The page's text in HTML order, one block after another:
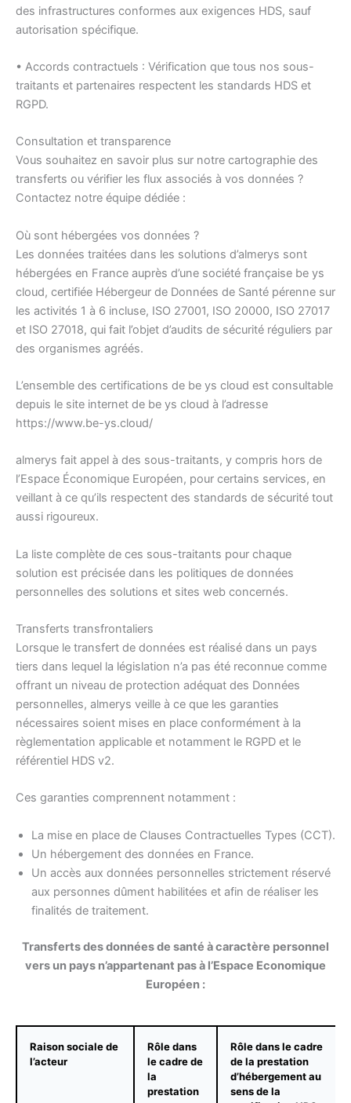
des infrastructures conformes aux exigences HDS, sauf
autorisation spécifique.
• Accords contractuels : Vérification que tous nos sous-
traitants et partenaires respectent les standards HDS et
RGPD.
Consultation et transparence
Vous souhaitez en savoir plus sur notre cartographie des
transferts ou vérifier les flux associés à vos données ?
Contactez notre équipe dédiée :
Où sont hébergées vos données ?
Les données traitées dans les solutions d’almerys sont
hébergées en France auprès d’une société française be ys
cloud, certifiée Hébergeur de Données de Santé pérenne sur
les activités 1 à 6 incluse, ISO 27001, ISO 20000, ISO 27017
et ISO 27018, qui fait l’objet d’audits de sécurité réguliers par
des organismes agréés.
L’ensemble des certifications de be ys cloud est consultable
depuis le site internet de be ys cloud à l’adresse
https://www.be-ys.cloud/
almerys fait appel à des sous-traitants, y compris hors de
l’Espace Économique Européen, pour certains services, en
veillant à ce qu’ils respectent des standards de sécurité tout
aussi rigoureux.
La liste complète de ces sous-traitants pour chaque
solution est précisée dans les politiques de données
personnelles des solutions et sites web concernés.
Transferts transfrontaliers
Lorsque le transfert de données est réalisé dans un pays
tiers dans lequel la législation n’a pas été reconnue comme
offrant un niveau de protection adéquat des Données
personnelles, almerys veille à ce que les garanties
nécessaires soient mises en place conformément à la
règlementation applicable et notamment le RGPD et le
référentiel HDS v2.
Ces garanties comprennent notamment :
La mise en place de Clauses Contractuelles Types (CCT).
Un hébergement des données en France.
Un accès aux données personnelles strictement réservé
aux personnes dûment habilitées et afin de réaliser les
finalités de traitement.
Transferts des données de santé à caractère personnel
vers un pays n’appartenant pas à l’Espace Economique
Européen :
Raison sociale de
l’acteur
Rôle dans
le cadre de
la
prestation
Rôle dans le cadre
de la prestation
d’hébergement au
sens de la